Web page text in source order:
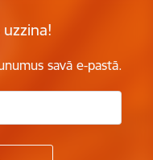
savā e-pastā.